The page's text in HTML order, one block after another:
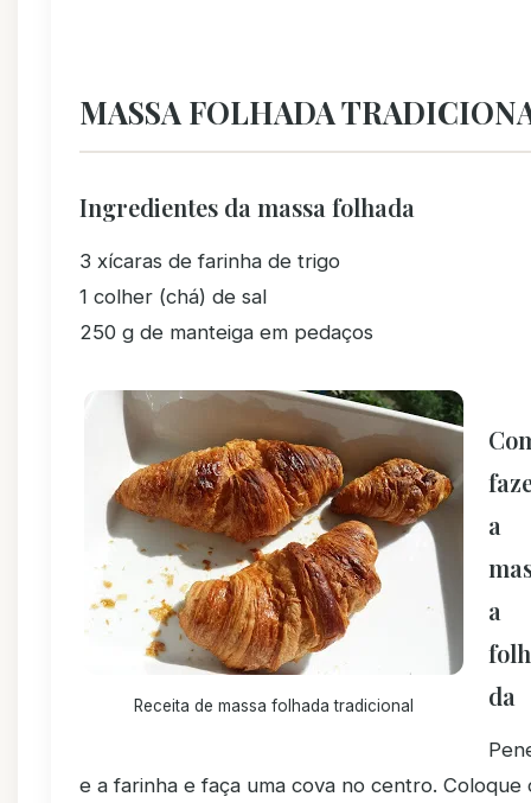
MASSA FOLHADA
Ingredientes da massa folhada
3 xícaras de farinha de trigo
1 colher (chá) de sal
250 g de manteiga em pedaços
Receita de massa folhada tradicional
a
a
da
e a farinha e faça uma cova no centro. Coloque